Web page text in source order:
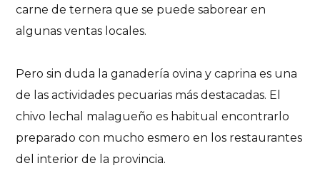
carne de ternera que se puede saborear en
algunas ventas locales.
Pero sin duda la ganadería ovina y caprina es una
de las actividades pecuarias más destacadas. El
chivo lechal malagueño es habitual encontrarlo
preparado con mucho esmero en los restaurantes
del interior de la provincia.